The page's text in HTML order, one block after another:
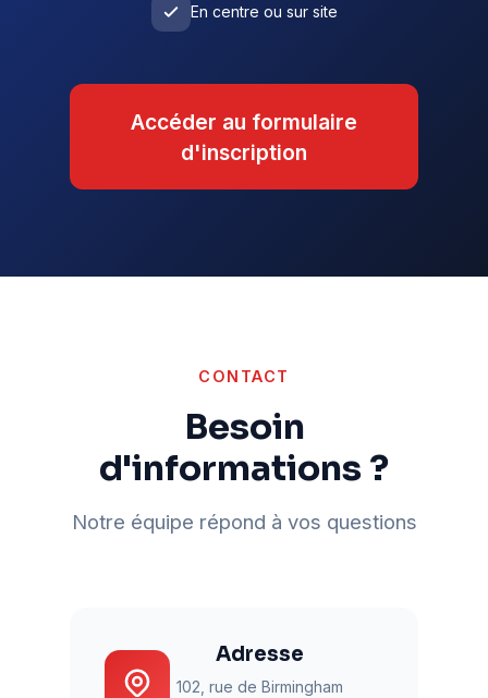
En centre ou sur site
Accéder au formulaire
d'inscription
CONTACT
Besoin
d'informations ?
Notre équipe répond à vos questions
Adresse
102, rue de Birmingham